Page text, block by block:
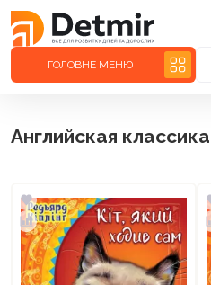
ГОЛОВНЕ МЕНЮ
Английская классика